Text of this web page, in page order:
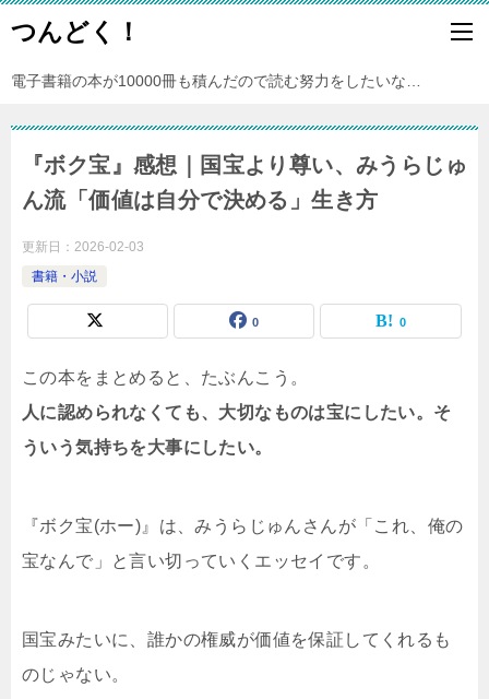
つんどく！
電子書籍の本が10000冊も積んだので読む努力をしたいな…
『ボク宝』感想｜国宝より尊い、みうらじゅ
ん流「価値は自分で決める」生き方
更新日： 2026-02-03
書籍・小説
0 0
この本をまとめると、たぶんこう。
人に認められなくても、大切なものは宝にしたい。そ
ういう気持ちを大事にしたい。
『ボク宝(ホー)』は、みうらじゅんさんが「これ、俺の
宝なんで」と言い切っていくエッセイです。
国宝みたいに、誰かの権威が価値を保証してくれるも
のじゃない。